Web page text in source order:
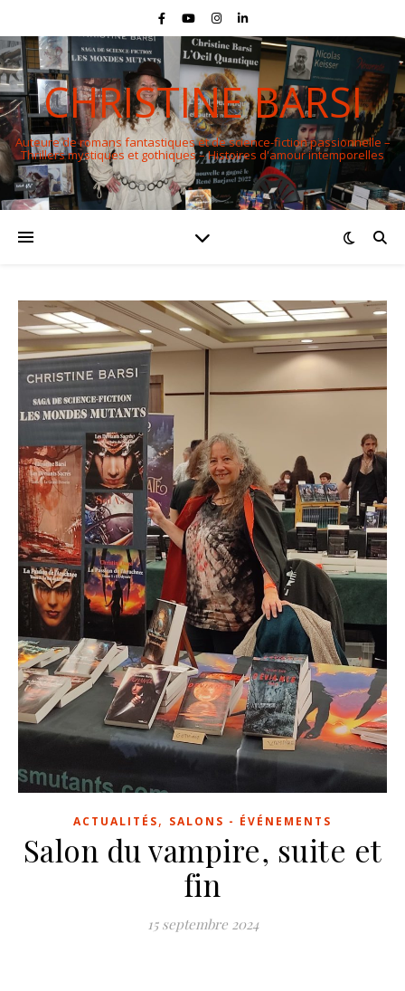
CHRISTINE BARSI
Auteure de romans fantastiques et de science-fiction passionnelle –
Thrillers mystiques et gothiques – Histoires d'amour intemporelles
ACTUALITÉS, SALONS - ÉVÉNEMENTS
Salon du vampire, suite et
fin
15 septembre 2024